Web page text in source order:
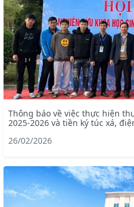
Thông báo về việc thực hiện
2025-2026 và tiền ký túc xá,
26/02/2026